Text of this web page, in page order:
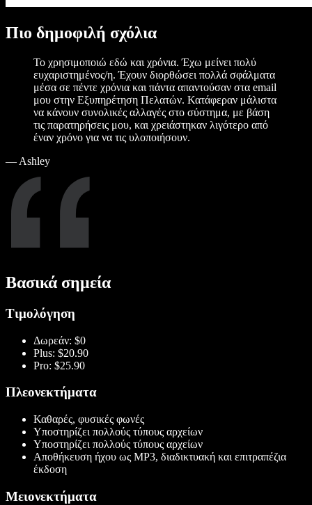
Πιο δημοφιλή σχόλια
Το χρησιμοποιώ εδώ και χρόνια. Έχω μείνει πολύ
ευχαριστημένος/η. Έχουν διορθώσει πολλά σφάλματα
μέσα σε πέντε χρόνια και πάντα απαντούσαν στα email
μου στην Εξυπηρέτηση Πελατών. Κατάφεραν μάλιστα
να κάνουν συνολικές αλλαγές στο σύστημα, με βάση
τις παρατηρήσεις μου, και χρειάστηκαν λιγότερο από
έναν χρόνο για να τις υλοποιήσουν.
— Ashley
Βασικά σημεία
Τιμολόγηση
Δωρεάν: $0
Plus: $20.90
Pro: $25.90
Πλεονεκτήματα
Καθαρές, φυσικές φωνές
Υποστηρίζει πολλούς τύπους αρχείων
Υποστηρίζει πολλούς τύπους αρχείων
Αποθήκευση ήχου ως MP3, διαδικτυακή και επιτραπέζια
έκδοση
Μειονεκτήματα